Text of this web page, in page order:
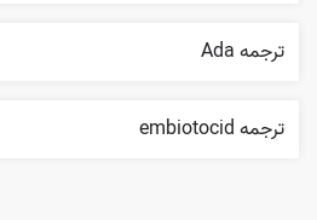
ترجمه Ada
ترجمه embiotocid